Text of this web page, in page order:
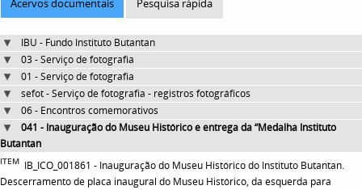
Acervos documentais Pesquisa rápida
IBU - Fundo Instituto Butantan
03 - Serviço de fotografia
01 - Serviço de fotografia
sefot - Serviço de fotografia - registros fotográficos
06 - Encontros comemorativos
041 - Inauguração do Museu Histórico e entrega da “Medalha Instituto
Butantan
ITEM IB_ICO_001861 - Inauguração do Museu Histórico do Instituto Butantan.
Descerramento de placa inaugural do Museu Histórico, da esquerda para